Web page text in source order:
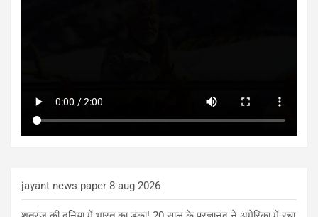
jayant news paper 8 aug 2026